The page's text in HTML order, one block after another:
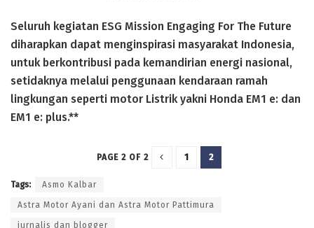
Seluruh kegiatan ESG Mission Engaging For The Future
diharapkan dapat menginspirasi masyarakat Indonesia,
untuk berkontribusi pada kemandirian energi nasional,
setidaknya melalui penggunaan kendaraan ramah
lingkungan seperti motor Listrik yakni Honda EM1 e: dan
EM1 e: plus.**
PAGE 2 OF 2 1 2
Tags: Asmo Kalbar
Astra Motor Ayani dan Astra Motor Pattimura
jurnalis dan blogger